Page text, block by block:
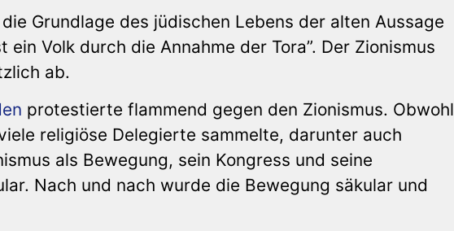
Grundlage des jüdischen Lebens der alten Aussage
ein Volk durch die Annahme der Tora”. Der Zionismus
ab.
protestierte flammend gegen den Zionismus. Obwohl
religiöse Delegierte sammelte, darunter auch
als Bewegung, sein Kongress und seine
Nach und nach wurde die Bewegung säkular und